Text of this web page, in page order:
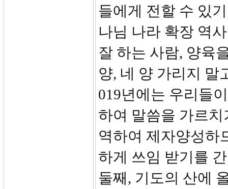
들에게 전할 수 있
나님 나라 확장 역
잘 하는 사람, 양육
양, 네 양 가리지 말
019년에는 우리들
하여 말씀을 가르
역하여 제자양성하
하게 쓰임 받기를
둘째, 기도의 산에